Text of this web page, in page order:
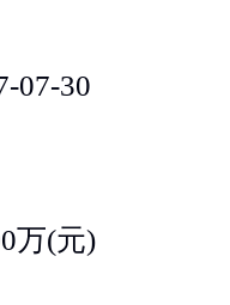
07-30
万(元)